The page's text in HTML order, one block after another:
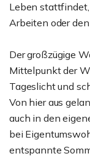
Leben
Arbeiten oder
Der großzügige
Mittelpunkt der
Tageslicht und
Von hier aus
auch in den
bei
entspannte